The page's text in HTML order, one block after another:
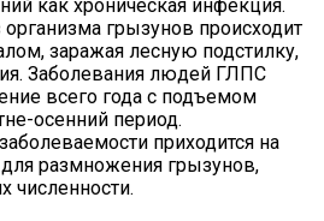
как хроническая инфекция.
грызунов происходит
заражая лесную подстилку,
Заболевания людей ГЛПС
всего года с подъемом
осенний период.
приходится на
размножения грызунов,
численности.